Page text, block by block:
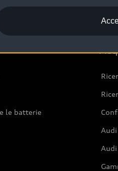
le batterie